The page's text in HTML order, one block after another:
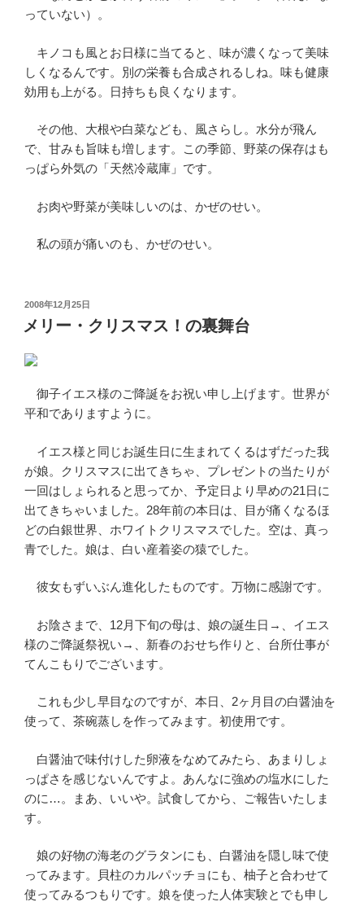
っていない）。
キノコも風とお日様に当てると、味が濃くなって美味
しくなるんです。別の栄養も合成されるしね。味も健康
効用も上がる。日持ちも良くなります。
その他、大根や白菜なども、風さらし。水分が飛ん
で、甘みも旨味も増します。この季節、野菜の保存はも
っぱら外気の「天然冷蔵庫」です。
お肉や野菜が美味しいのは、かぜのせい。
私の頭が痛いのも、かぜのせい。
投
日:
2008年12月25日
メリー・クリスマス！の裏舞台
御子イエス様のご降誕をお祝い申し上げます。世界が
平和でありますように。
イエス様と同じお誕生日に生まれてくるはずだった我
が娘。クリスマスに出てきちゃ、プレゼントの当たりが
一回はしょられると思ってか、予定日より早めの21日に
出てきちゃいました。28年前の本日は、目が痛くなるほ
どの白銀世界、ホワイトクリスマスでした。空は、真っ
青でした。娘は、白い産着姿の猿でした。
彼女もずいぶん進化したものです。万物に感謝です。
お陰さまで、12月下旬の母は、娘の誕生日→、イエス
様のご降誕祭祝い→、新春のおせち作りと、台所仕事が
てんこもりでございます。
これも少し早目なのですが、本日、2ヶ月目の白醤油を
使って、茶碗蒸しを作ってみます。初使用です。
白醤油で味付けした卵液をなめてみたら、あまりしょ
っぱさを感じないんですよ。あんなに強めの塩水にした
のに…。まあ、いいや。試食してから、ご報告いたしま
す。
娘の好物の海老のグラタンにも、白醤油を隠し味で使
ってみます。貝柱のカルパッチョにも、柚子と合わせて
使ってみるつもりです。娘を使った人体実験とでも申し